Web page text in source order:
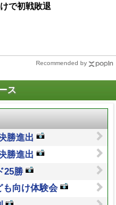
で初戦敗退
Recommended by
ス
勝進出
勝進出
25勝
も向け体験会